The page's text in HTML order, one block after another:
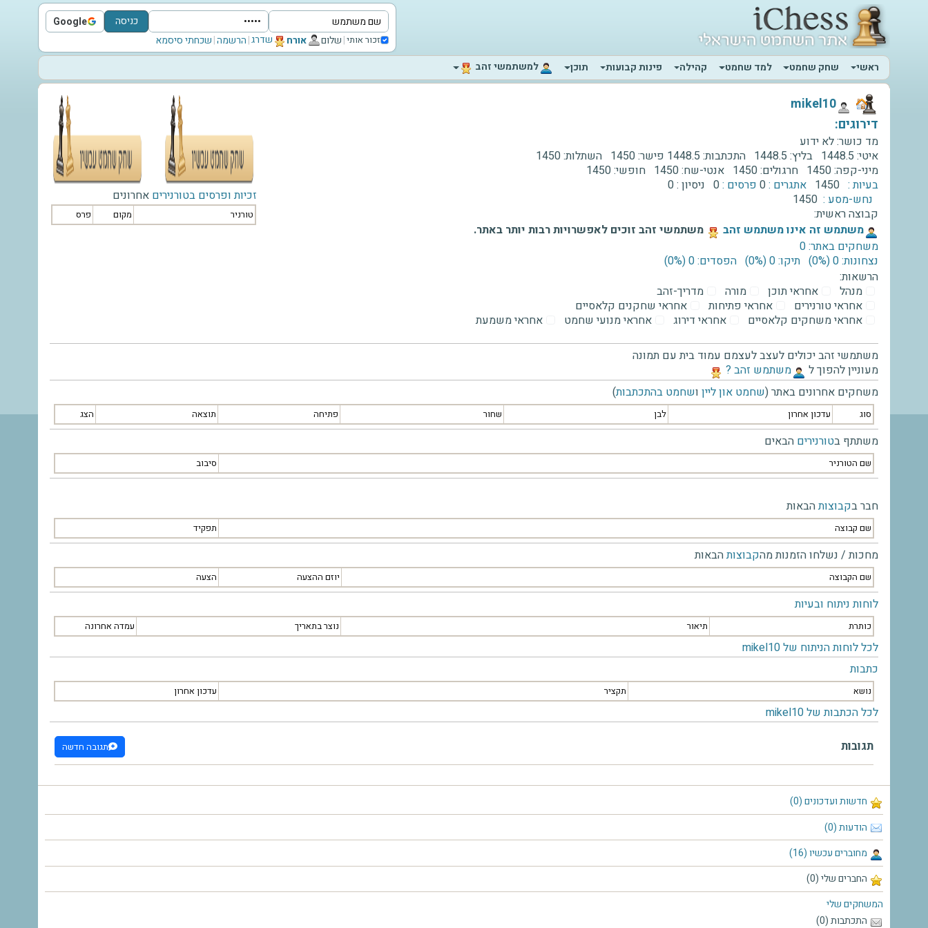
כניסה Google
Sign in with Google
זכור אותי|שלום ‫אורח‬ שדרג|הרשמה|שכחתי סיסמא
ראשי
שחק שחמט למד שחמט קהילה פינות קבועות תוכן ‫למשתמשי זהב‬
חדשות ועדכונים (0)
הודעות (0)
מחוברים עכשיו (16)
החברים שלי (0)
המשחקים שלי
התכתבות (0)
זכיות ופרסים בטורנירים אחרונים
טורניר מקום פרס
‫mikel10‬
דירוגים:
מד כושר:לא ידוע
איטי: 1448.5 בליץ: 1448.5 התכתבות: 1448.5 פישר:1450 השתלות:1450
מיני-קפה:1450 חרגולים:1450 אנטי-שח:1450 חופשי:1450
בעיות : 1450 אתגרים :0 פרסים :0 ניסיון :0
נחש-מסע : 1450
קבוצה ראשית:
‫משתמש זה אינו משתמש זהב‬
משתמשי זהב זוכים לאפשרויות רבות יותר באתר.
משחקים באתר: 0
נצחונות: 0 ‫(0%)‬
תיקו: 0 ‫(0%)‬
הפסדים: 0 ‫(0%)‬
הרשאות:
מנהל
אחראי תוכן מורה
מדריך-זהב
אחראי טורנירים
אחראי פתיחות
אחראי שחקנים קלאסיים
אחראי משחקים קלאסיים
אחראי דירוג אחראי מנועי שחמט אחראי משמעת
משתמשי זהב יכולים לעצב לעצמם עמוד בית עם תמונה
מעוניין להפוך ל
‫משתמש זהב ?‬
משחקים אחרונים באתר (שחמט און ליין ושחמט בהתכתבות)
סוג עדכון אחרון לבן שחור פתיחה תוצאה הצג
משתתף בטורנירים הבאים
שם הטורניר סיבוב
חבר בקבוצותהבאות
שם קבוצה תפקיד
מחכות / נשלחו הזמנות מהקבוצותהבאות
שם הקבוצה יוזם ההצעה הצעה
לוחות ניתוח ובעיות
כותרת תיאור נוצר בתאריך עמדה אחרונה
לכל לוחות הניתוח של mikel10
כתבות
נושא תקציר עדכון אחרון
לכל הכתבות של mikel10
תגובות תגובה חדשה